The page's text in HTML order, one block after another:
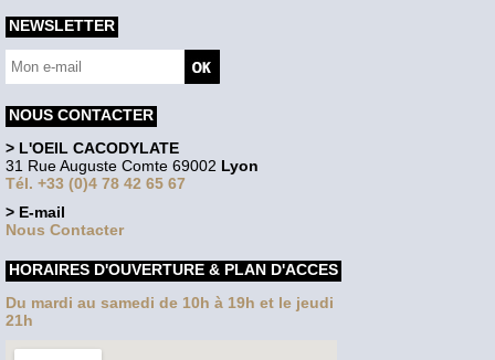
NEWSLETTER
NOUS CONTACTER
> L'OEIL CACODYLATE
31 Rue Auguste Comte 69002 Lyon
Tél. +33 (0)4 78 42 65 67
> E-mail
Nous Contacter
HORAIRES D'OUVERTURE & PLAN D'ACCES
Du mardi au samedi de 10h à 19h et le jeudi
21h